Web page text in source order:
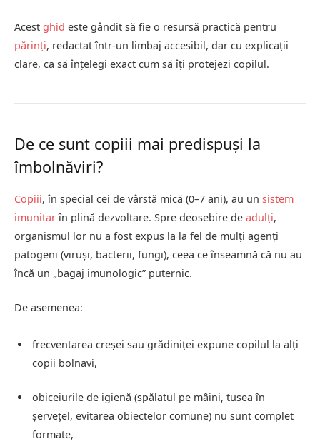
Acest ghid este gândit să fie o resursă practică pentru
părinți, redactat într-un limbaj accesibil, dar cu explicații
clare, ca să înțelegi exact cum să îți protejezi copilul.
De ce sunt copiii mai predispuși la
îmbolnăviri?
Copiii, în special cei de vârstă mică (0–7 ani), au un sistem
imunitarîn plină dezvoltare. Spre deosebire de adulți,
organismul lor nu a fost expus la la fel de mulți agenți
patogeni (viruși, bacterii, fungi), ceea ce înseamnă că nu au
încă un „bagaj imunologic” puternic.
De asemenea:
frecventarea creșei sau grădiniței expune copilul la alți
copii bolnavi,
obiceiurile de igienă (spălatul pe mâini, tusea în
șervețel, evitarea obiectelor comune) nu sunt complet
formate,